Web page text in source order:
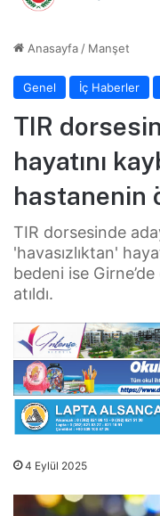
Anasayfa / Manşet
Genel İç Haberler
TIR
hayatını
hastanenin
TIR dorsesinde
'havasızlıktan'
bedeni ise
atıldı.
4 Eylül 2025